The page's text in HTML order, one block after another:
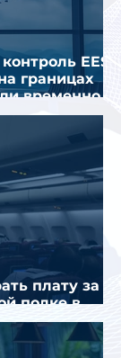
EES
границах
временно
плату за
полке в